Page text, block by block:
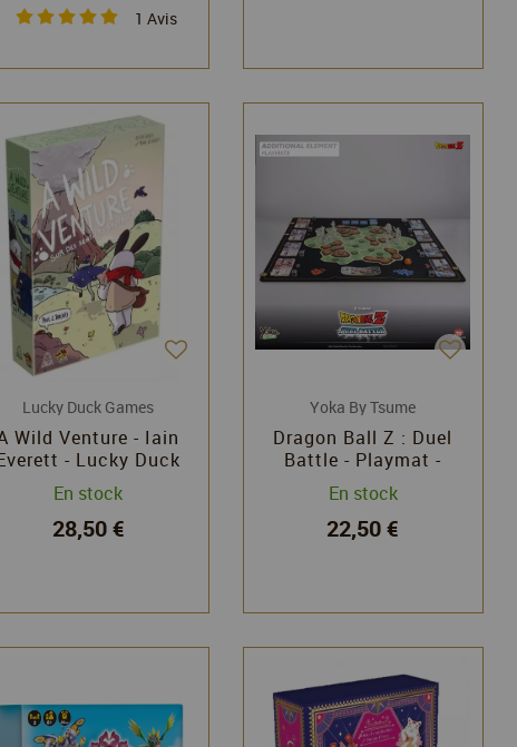
1 Avis
Lucky Duck Games
Wild Venture - Iain
- Lucky Duck
Games
En stock
28,50 €
Yoka By Tsume
Dragon Ball Z : Duel
Battle - Playmat -
Yoka
En stock
22,50 €